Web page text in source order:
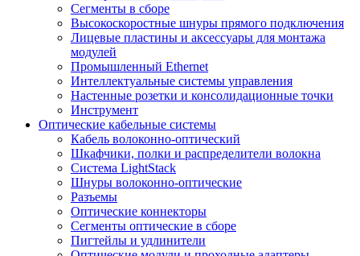
Сегменты в сборе
Высокоскоростные шнуры прямого подключения
Лицевые пластины и аксессуары для монтажа
модулей
Промышленный Ethernet
Интеллектуальные системы управления
Настенные розетки и консолидационные точки
Инструмент
Оптические кабельные системы
Кабель волоконно-оптический
Шкафчики, полки и распределители волокна
Система LightStack
Шнуры волоконно-оптические
Разъемы
Оптические коннекторы
Сегменты оптические в сборе
Пигтейлы и удлинители